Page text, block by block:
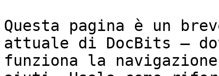
Questa pagina è un
attuale di DocBits —
funziona la